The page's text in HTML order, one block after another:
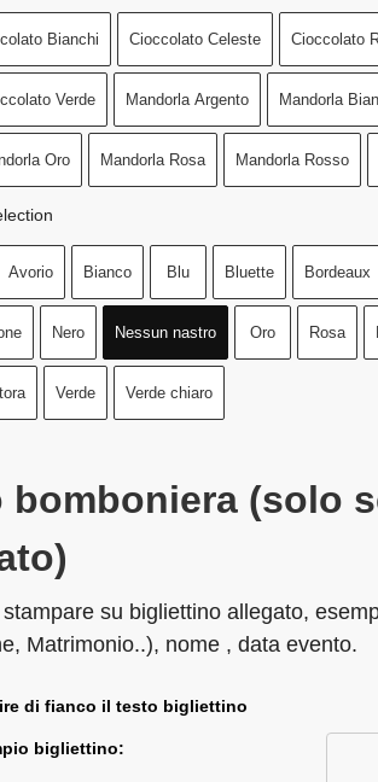
Bianchi Cioccolato Celeste Cioccolato
Verde Mandorla Argento Mandorla
Oro Mandorla Rosa Mandorla Rosso
Avorio Bianco Blu Bluette Bordeaux
Nero Nessun nastro Oro Rosa
Verde Verde chiaro
(solo
su bigliettino allegato,
Matrimonio..), nome , data evento.
di fianco il testo bigliettino
bigliettino: